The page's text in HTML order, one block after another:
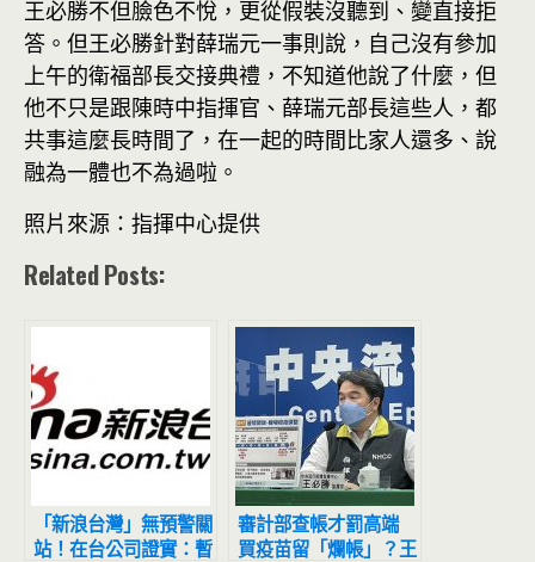
王必勝不但臉色不悅，更從假裝沒聽到、變直接拒
答。但王必勝針對薛瑞元一事則說，自己沒有參加
上午的衛福部長交接典禮，不知道他說了什麼，但
他不只是跟陳時中指揮官、薛瑞元部長這些人，都
共事這麼長時間了，在一起的時間比家人還多、說
融為一體也不為過啦。
照片來源：指揮中心提供
Related Posts:
「新浪台灣」無預警關
站！在台公司證實：暫
審計部查帳才罰高端
買疫苗留「爛帳」？王